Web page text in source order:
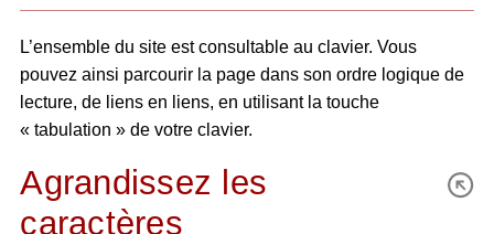
L’ensemble du site est consultable au clavier. Vous
pouvez ainsi parcourir la page dans son ordre logique de
lecture, de liens en liens, en utilisant la touche
« tabulation » de votre clavier.
Agrandissez les
caractères